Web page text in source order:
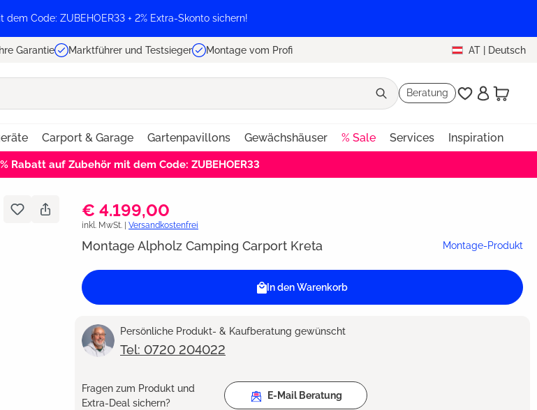
Code: ZUBEHOER33 + 2% Extra-Skonto sichern!
Garantie Marktführer und Testsieger Montage vom Profi AT | Deutsch
Beratung
Carport & Garage Gartenpavillons Gewächshäuser % Sale Services Inspiration
Rabatt auf Zubehör mit dem Code: ZUBEHOER33
€ 4.199,00
inkl. MwSt. | Versandkostenfrei
Montage Alpholz Camping Carport Kreta Montage-Produkt
In den Warenkorb
Persönliche Produkt- & Kaufberatung gewünscht
Tel: 0720 204022
Fragen zum Produkt und
Extra-Deal sichern?
E-Mail Beratung